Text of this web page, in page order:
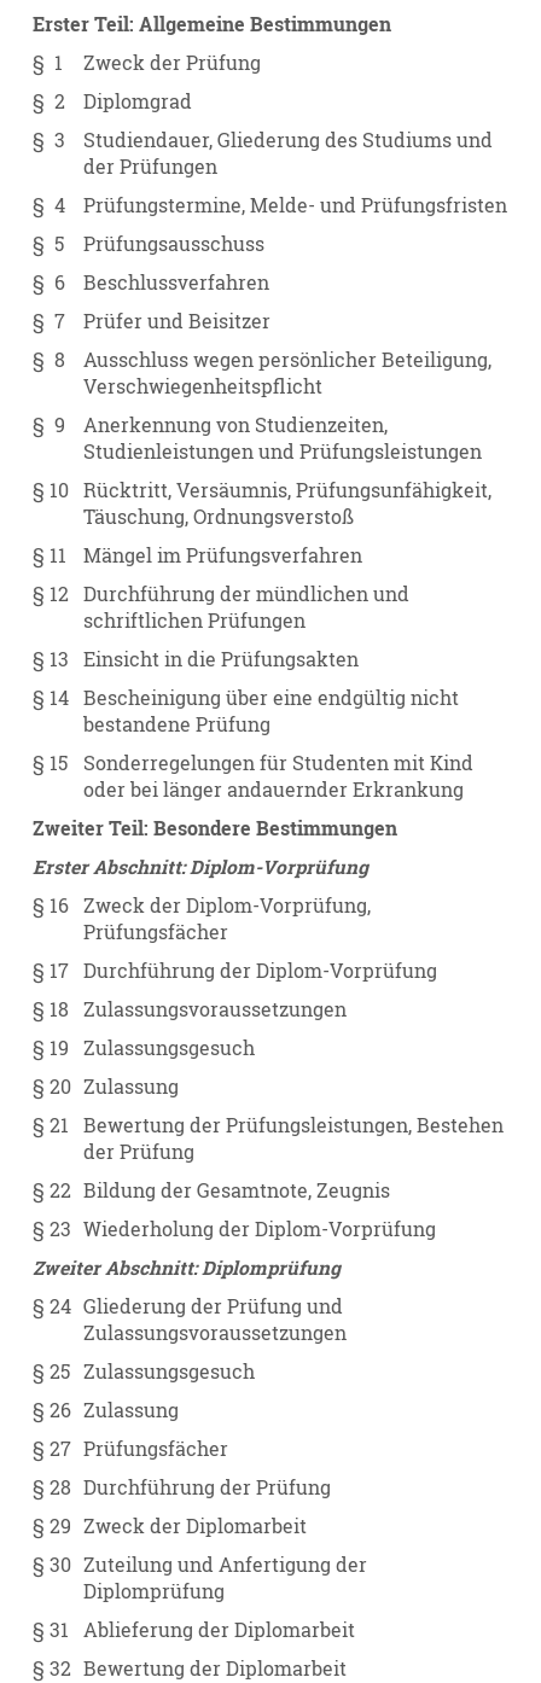
Erster Teil: Allgemeine Bestimmungen
§ 1
Zweck der Prüfung
§ 2
Diplomgrad
§ 3
Studiendauer, Gliederung des Studiums und
der Prüfungen
§ 4
Prüfungstermine, Melde- und Prüfungsfristen
§ 5
Prüfungsausschuss
§ 6
Beschlussverfahren
§ 7
Prüfer und Beisitzer
§ 8
Ausschluss wegen persönlicher Beteiligung,
Verschwiegenheitspflicht
§ 9
Anerkennung von Studienzeiten,
Studienleistungen und Prüfungsleistungen
§ 10
Rücktritt, Versäumnis, Prüfungsunfähigkeit,
Täuschung, Ordnungsverstoß
§ 11
Mängel im Prüfungsverfahren
§ 12
Durchführung der mündlichen und
schriftlichen Prüfungen
§ 13
Einsicht in die Prüfungsakten
§ 14
Bescheinigung über eine endgültig nicht
bestandene Prüfung
§ 15
Sonderregelungen für Studenten mit Kind
oder bei länger andauernder Erkrankung
Zweiter Teil: Besondere Bestimmungen
Erster Abschnitt: Diplom-Vorprüfung
§ 16
Zweck der Diplom-Vorprüfung,
Prüfungsfächer
§ 17
Durchführung der Diplom-Vorprüfung
§ 18
Zulassungsvoraussetzungen
§ 19
Zulassungsgesuch
§ 20 Zulassung
§ 21
Bewertung der Prüfungsleistungen, Bestehen
der Prüfung
§ 22 Bildung der Gesamtnote, Zeugnis
§ 23 Wiederholung der Diplom-Vorprüfung
Zweiter Abschnitt: Diplomprüfung
§ 24 Gliederung der Prüfung und
Zulassungsvoraussetzungen
§ 25 Zulassungsgesuch
§ 26 Zulassung
§ 27 Prüfungsfächer
§ 28 Durchführung der Prüfung
§ 29 Zweck der Diplomarbeit
§ 30 Zuteilung und Anfertigung der
Diplomprüfung
§ 31
Ablieferung der Diplomarbeit
§ 32 Bewertung der Diplomarbeit